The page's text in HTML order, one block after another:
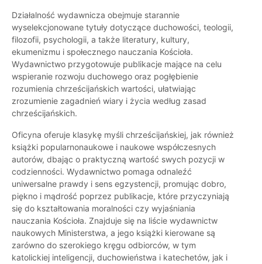
Działalność wydawnicza obejmuje starannie
wyselekcjonowane tytuły dotyczące duchowości, teologii,
filozofii, psychologii, a także literatury, kultury,
ekumenizmu i społecznego nauczania Kościoła.
Wydawnictwo przygotowuje publikacje mające na celu
wspieranie rozwoju duchowego oraz pogłębienie
rozumienia chrześcijańskich wartości, ułatwiając
zrozumienie zagadnień wiary i życia według zasad
chrześcijańskich.
Oficyna oferuje klasykę myśli chrześcijańskiej, jak również
książki popularnonaukowe i naukowe współczesnych
autorów, dbając o praktyczną wartość swych pozycji w
codzienności. Wydawnictwo pomaga odnaleźć
uniwersalne prawdy i sens egzystencji, promując dobro,
piękno i mądrość poprzez publikacje, które przyczyniają
się do kształtowania moralności czy wyjaśniania
nauczania Kościoła. Znajduje się na liście wydawnictw
naukowych Ministerstwa, a jego książki kierowane są
zarówno do szerokiego kręgu odbiorców, w tym
katolickiej inteligencji, duchowieństwa i katechetów, jak i